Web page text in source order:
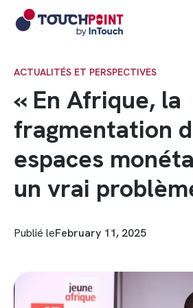
Voir tous les articles
ACTUALITÉS ET PERSPECTIVES
« En Afrique, la
fragmentation
espaces
un vrai
Publié leFebruary 11, 2025